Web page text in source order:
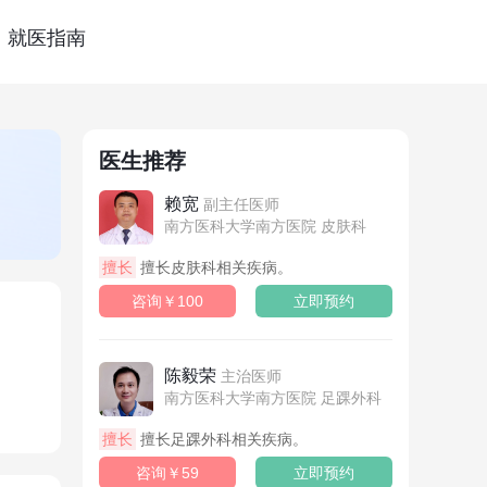
就医指南
医生推荐
赖宽 副主任医师
南方医科大学南方医院 皮肤科
擅长 擅长皮肤科相关疾病。
咨询￥100
立即预约
陈毅荣 主治医师
南方医科大学南方医院 足踝外科
擅长 擅长足踝外科相关疾病。
咨询￥59
立即预约